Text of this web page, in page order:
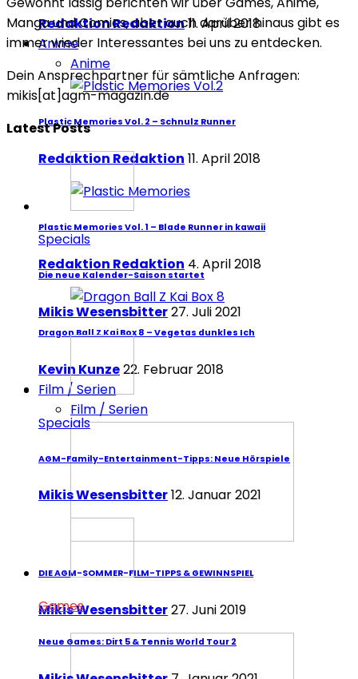
Redaktion Redaktion11. April 2018
Anime
Anime
Plastic Memories Vol. 2 – Schnulz Runner
Redaktion Redaktion 11. April 2018
Plastic Memories Vol. 1 – Blade Runner in kawaii
Redaktion Redaktion 4. April 2018
Dragon Ball Z Kai Box 8 – Vegetas dunkles Ich
Kevin Kunze22. Februar 2018
Film / Serien
Film / Serien
DIE AGM-SOMMER-FILM-TIPPS & GEWINNSPIEL
Mikis Wesensbitter27. Juni 2019
Manga und Comics, aber auch darüber hinaus gibt es
immer wieder Interessantes bei uns zu entdecken.
Dein Ansprechpartner für sämtliche Anfragen:
mikis[at]agm-magazin.de
Latest Posts
Specials
Die neue Kalender-Saison startet
Mikis Wesensbitter27. Juli 2021
Specials
AGM-Family-Entertainment-Tipps: Neue Hörspiele
Mikis Wesensbitter12. Januar 2021
Games
Neue Games: Dirt 5 & Tennis World Tour 2